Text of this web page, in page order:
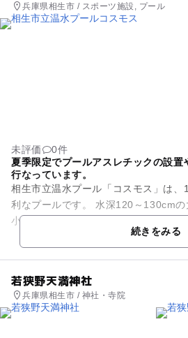
兵庫県相生市 / スポーツ施設, プール
未評価
0件
夏季限定でプールアスレチックの設置
行なっています。
相生市立温水プール「コスモス」は、
利なプールです。 水深120～130cm
小プールがあるので、子供連れでも安
続きをみる
若狭野天満神社
兵庫県相生市 / 神社・寺院